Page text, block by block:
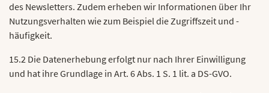
des Newsletters. Zudem erheben wir Informationen über Ihr
Nutzungsverhalten wie zum Beispiel die Zugriffszeit und -
häufigkeit.
15.2 Die Datenerhebung erfolgt nur nach Ihrer Einwilligung
und hat ihre Grundlage in Art. 6 Abs. 1 S. 1 lit. a DS-GVO.